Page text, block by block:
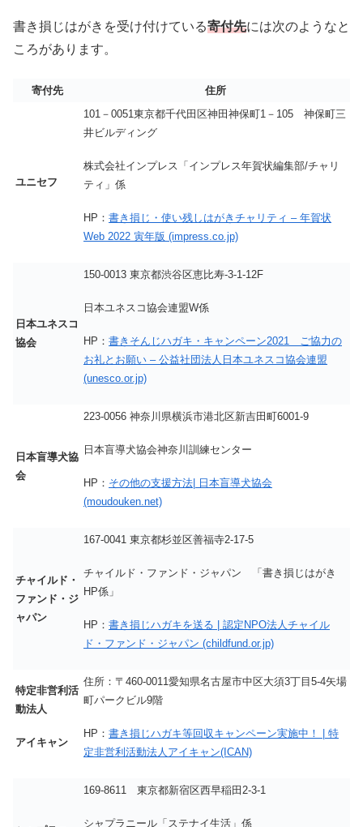
書き損じはがきを受け付けている寄付先には次のようなと
ころがあります。
寄付先 住所
ユニセフ
101－0051東京都千代田区神田神保町1－105 神保町三
井ビルディング
株式会社インプレス「インプレス年賀状編集部/チャリ
ティ」係
HP： 書き損じ・使い残しはがきチャリティ – 年賀状
Web 2022 寅年版 (impress.co.jp)
日本ユネスコ
協会
150-0013 東京都渋谷区恵比寿-3-1-12F
日本ユネスコ協会連盟W係
HP： 書きそんじハガキ・キャンペーン2021 ご協力の
お礼とお願い – 公益社団法人日本ユネスコ協会連盟
(unesco.or.jp)
日本盲導犬協
会
223-0056 神奈川県横浜市港北区新吉田町6001-9
日本盲導犬協会神奈川訓練センター
HP： その他の支援方法| 日本盲導犬協会
(moudouken.net)
チャイルド・
ファンド・ジ
ャパン
167-0041 東京都杉並区善福寺2-17-5
チャイルド・ファンド・ジャパン 「書き損じはがき
HP係」
HP： 書き損じハガキを送る | 認定NPO法人チャイル
ド・ファンド・ジャパン (childfund.or.jp)
特定非営利活
動法人
アイキャン
住所：〒460-0011愛知県名古屋市中区大須3丁目5-4矢場
町パークビル9階
HP： 書き損じハガキ等回収キャンペーン実施中！ | 特
定非営利活動法人アイキャン(ICAN)
169-8611 東京都新宿区西早稲田2-3-1
シャプラニール「ステナイ生活」係